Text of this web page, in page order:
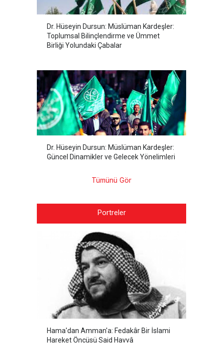
Dr. Hüseyin Dursun: Müslüman Kardeşler:
Toplumsal Bilinçlendirme ve Ümmet
Birliği Yolundaki Çabalar
Dr. Hüseyin Dursun: Müslüman Kardeşler:
Güncel Dinamikler ve Gelecek Yönelimleri
Tümünü Gör
Portreler
Hama'dan Amman'a: Fedakâr Bir İslami
Hareket Öncüsü Said Havvâ